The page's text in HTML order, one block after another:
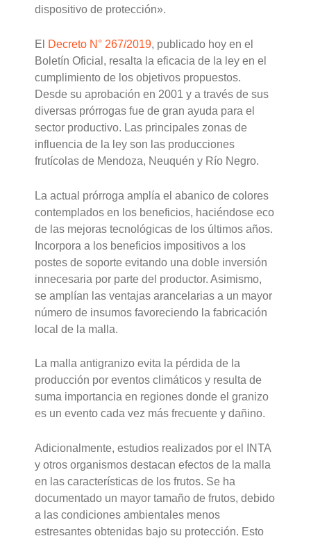
dispositivo de protección».
El Decreto N° 267/2019, publicado hoy en el
Boletín Oficial, resalta la eficacia de la ley en el
cumplimiento de los objetivos propuestos.
Desde su aprobación en 2001 y a través de sus
diversas prórrogas fue de gran ayuda para el
sector productivo. Las principales zonas de
influencia de la ley son las producciones
frutícolas de Mendoza, Neuquén y Río Negro.
La actual prórroga amplía el abanico de colores
contemplados en los beneficios, haciéndose eco
de las mejoras tecnológicas de los últimos años.
Incorpora a los beneficios impositivos a los
postes de soporte evitando una doble inversión
innecesaria por parte del productor. Asimismo,
se amplían las ventajas arancelarias a un mayor
número de insumos favoreciendo la fabricación
local de la malla.
La malla antigranizo evita la pérdida de la
producción por eventos climáticos y resulta de
suma importancia en regiones donde el granizo
es un evento cada vez más frecuente y dañino.
Adicionalmente, estudios realizados por el INTA
y otros organismos destacan efectos de la malla
en las características de los frutos. Se ha
documentado un mayor tamaño de frutos, debido
a las condiciones ambientales menos
estresantes obtenidas bajo su protección. Esto